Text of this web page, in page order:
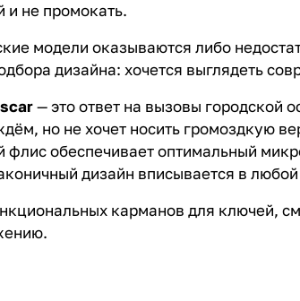
и не промокать.
модели оказываются либо
дизайна: хочется выглядеть
— это ответ на вызовы городской
но не хочет носить громоздкую
флис обеспечивает оптимальный
дизайн вписывается в
карманов для ключей,